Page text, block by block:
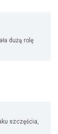
dużą rolę
szczęścia,